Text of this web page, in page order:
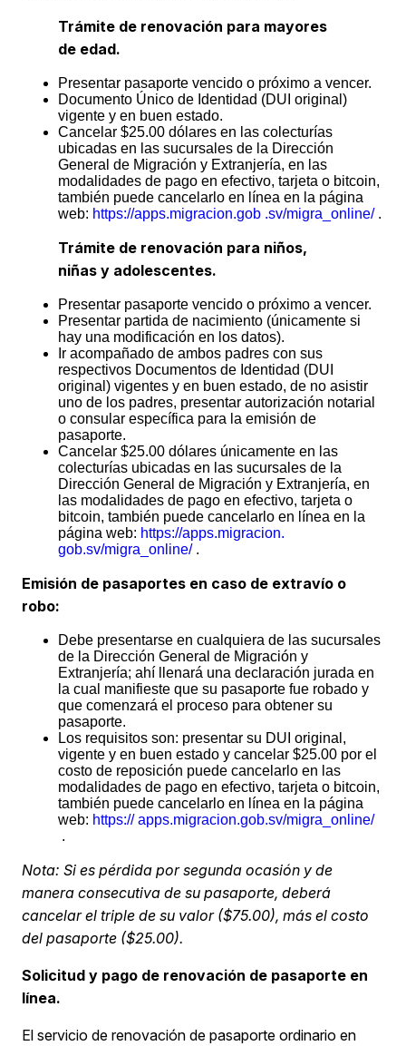
Trámite de renovación para mayores
de edad.
Presentar pasaporte vencido o próximo a vencer.
Documento Único de Identidad (DUI original)
vigente y en buen estado.
Cancelar $25.00 dólares en las colecturías
ubicadas en las sucursales de la Dirección
General de Migración y Extranjería, en las
modalidades de pago en efectivo, tarjeta o bitcoin,
también puede cancelarlo en línea en la página
web: https://apps.migracion.gob .sv/migra_online/.
Trámite de renovación para niños,
niñas y adolescentes.
Presentar pasaporte vencido o próximo a vencer.
Presentar partida de nacimiento (únicamente si
hay una modificación en los datos).
Ir acompañado de ambos padres con sus
respectivos Documentos de Identidad (DUI
original) vigentes y en buen estado, de no asistir
uno de los padres, presentar autorización notarial
o consular específica para la emisión de
pasaporte.
Cancelar $25.00 dólares únicamente en las
colecturías ubicadas en las sucursales de la
Dirección General de Migración y Extranjería, en
las modalidades de pago en efectivo, tarjeta o
bitcoin, también puede cancelarlo en línea en la
página web: https://apps.migracion.
gob.sv/migra_online/.
Emisión de pasaportes en caso de extravío o
robo:
Debe presentarse en cualquiera de las sucursales
de la Dirección General de Migración y
Extranjería; ahí llenará una declaración jurada en
la cual manifieste que su pasaporte fue robado y
que comenzará el proceso para obtener su
pasaporte.
Los requisitos son: presentar su DUI original,
vigente y en buen estado y cancelar $25.00 por el
costo de reposición puede cancelarlo en las
modalidades de pago en efectivo, tarjeta o bitcoin,
también puede cancelarlo en línea en la página
web: https:// apps.migracion.gob.sv/migra_online/
.
Nota: Si es pérdida por segunda ocasión y de
manera consecutiva de su pasaporte, deberá
cancelar el triple de su valor ($75.00), más el costo
del pasaporte ($25.00).
Solicitud y pago de renovación de pasaporte en
línea.
El servicio de renovación de pasaporte ordinario en